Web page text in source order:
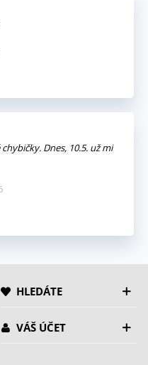
Dnes, 10.5. už mi
HLEDÁTE
VÁŠ ÚČET